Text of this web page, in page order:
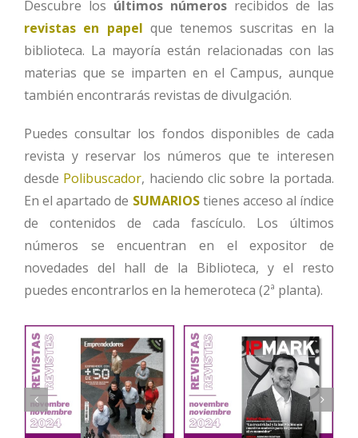
Descubre los últimos números recibidos de las
revistas en papel que tenemos suscritas en la
biblioteca. La mayoría están relacionadas con las
materias que se imparten en el Campus, aunque
también encontrarás revistas de divulgación.
Puedes consultar los fondos disponibles de cada
revista y reservar los números que te interesen
desde Polibuscador, haciendo clic sobre la portada.
En el apartado de SUMARIOS tienes acceso al índice
de contenidos de cada fascículo. Los últimos
números se encuentran en el expositor de
novedades del hall de la Biblioteca, y el resto
puedes encontrarlos en la hemeroteca (2ª planta).